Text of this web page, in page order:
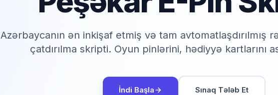
Azərbaycanın ən inkişaf etmiş və tam avtomatlaşdırılmış
çatdırılma skripti. Oyun pinlərini, hədiyyə kartlarını
İndi Başla Sınaq Tələb Et